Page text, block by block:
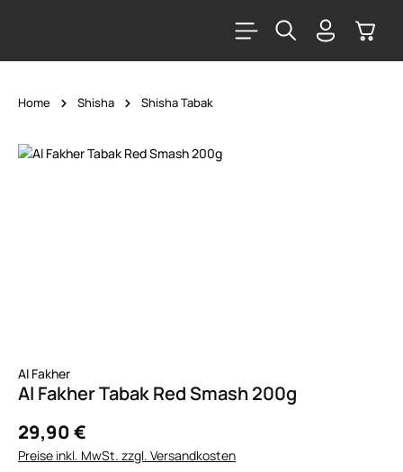
Home Shisha Shisha Tabak
Bildergalerie überspringen
Al Fakher
Al Fakher Tabak Red Smash 200g
29,90 €
Preise inkl. MwSt. zzgl. Versandkosten